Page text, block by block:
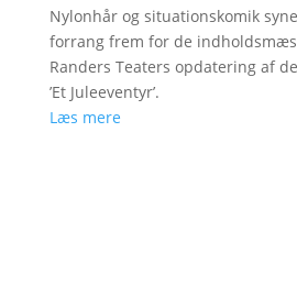
Nylonhår og situationskomik
forrang frem for de
Randers Teaters opdatering af
’Et Juleeventyr’.
Læs mere